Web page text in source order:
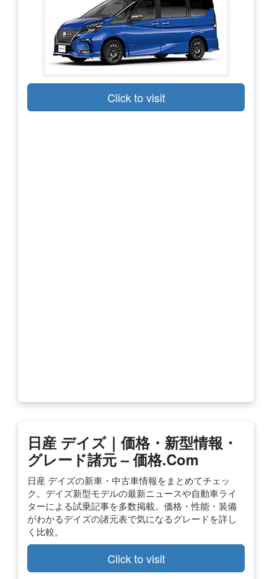
Click to visit
日産 デイズ｜価格・新型情報・
グレード諸元 – 価格.com
日産 デイズの新車・中古車情報をまとめてチェッ
ク。デイズ新型モデルの最新ニュースや自動車ライ
ターによる試乗記事を多数掲載。価格・性能・装備
がわかるデイズの諸元表で気になるグレードを詳し
く比較。
Click to visit